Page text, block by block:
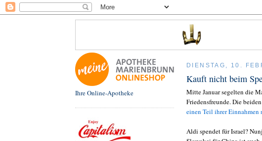
Ihre Online-Apotheke
DIENSTAG, 10.
Kauft nicht beim
Mitte Januar segelten die
Friedensfreunde. Die
einen Teil ihrer Einnahmen
Aldi spendet für Israel?